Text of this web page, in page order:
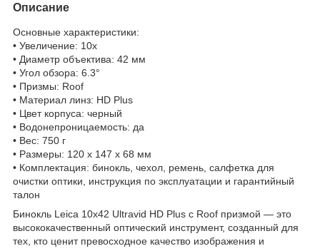
Описание
Основные характеристики:
• Увеличение: 10x
• Диаметр объектива: 42 мм
• Угол обзора: 6.3°
• Призмы: Roof
• Материал линз: HD Plus
• Цвет корпуса: черный
• Водонепроницаемость: да
• Вес: 750 г
• Размеры: 120 x 147 x 68 мм
• Комплектация: бинокль, чехол, ремень, салфетка для
очистки оптики, инструкция по эксплуатации и гарантийный
талон
Бинокль Leica 10x42 Ultravid HD Plus с Roof призмой — это
высококачественный оптический инструмент, созданный для
тех, кто ценит превосходное качество изображения и